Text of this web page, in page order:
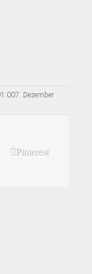
7. Dezember
Pinterest